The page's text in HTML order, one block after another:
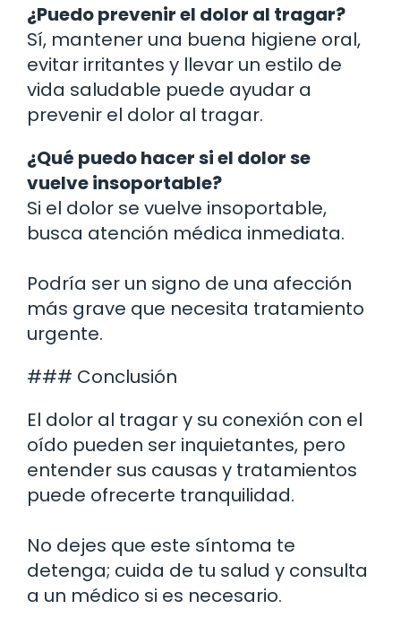
¿Puedo prevenir el dolor al tragar?
Sí, mantener una buena higiene oral,
evitar irritantes y llevar un estilo de
vida saludable puede ayudar a
prevenir el dolor al tragar.
¿Qué puedo hacer si el dolor se
vuelve insoportable?
Si el dolor se vuelve insoportable,
busca atención médica inmediata.
Podría ser un signo de una afección
más grave que necesita tratamiento
urgente.
### Conclusión
El dolor al tragar y su conexión con el
oído pueden ser inquietantes, pero
entender sus causas y tratamientos
puede ofrecerte tranquilidad.
No dejes que este síntoma te
detenga; cuida de tu salud y consulta
a un médico si es necesario.